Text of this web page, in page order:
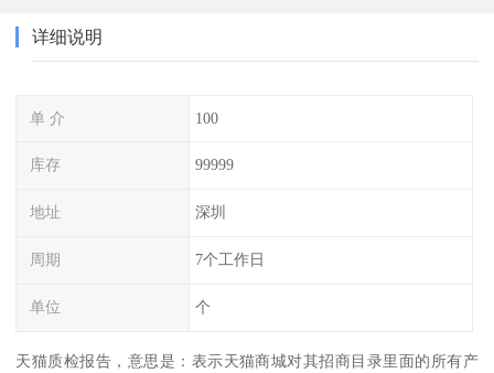
详细说明
单 介 100
库存 99999
地址 深圳
周期 7个工作日
单位 个
天猫质检报告，意思是：表示天猫商城对其招商目录里面的所有产